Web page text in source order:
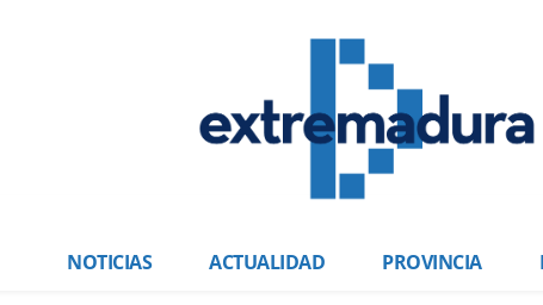
NOTICIAS ACTUALIDAD PROVINCIA